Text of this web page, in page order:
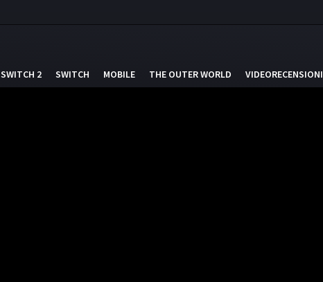
SWITCH 2 SWITCH MOBILE THE OUTER WORLD VIDEORECENSIONI